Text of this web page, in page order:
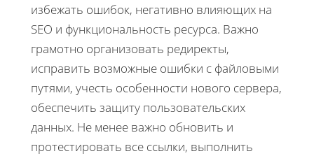
избежать ошибок, негативно влияющих на
SEO и функциональность ресурса. Важно
грамотно организовать редиректы,
исправить возможные ошибки с файловыми
путями, учесть особенности нового сервера,
обеспечить защиту пользовательских
данных. Не менее важно обновить и
протестировать все ссылки, выполнить